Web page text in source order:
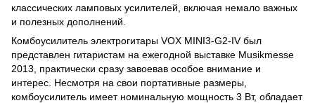
классических ламповых усилителей, включая немало важных
и полезных дополнений.
Комбоусилитель электрогитары VOX MINI3-G2-IV был
представлен гитаристам на ежегодной выставке Musikmesse
2013, практически сразу завоевав особое внимание и
интерес. Несмотря на свои портативные размеры,
комбоусилитель имеет номинальную мощность 3 Вт, обладает